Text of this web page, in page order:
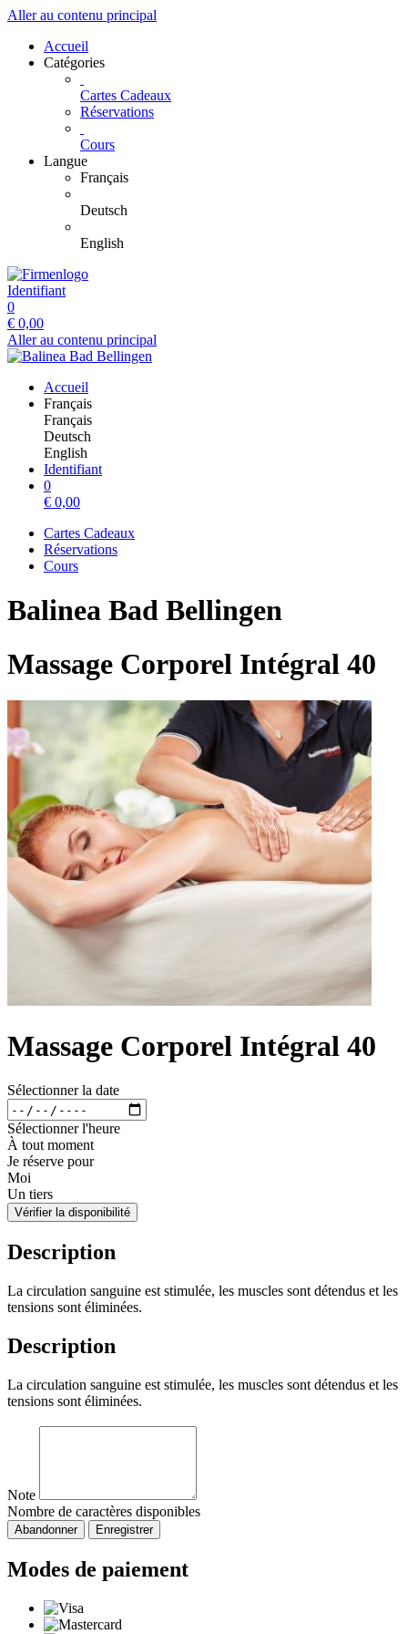
Aller au contenu principal
Accueil
Catégories
Cartes Cadeaux
Réservations
Cours
Langue
Français
Deutsch
English
Identifiant
0
€ 0,00
Aller au contenu principal
Accueil
Français
Français
Deutsch
English
Identifiant
0
€ 0,00
Cartes Cadeaux
Réservations
Cours
Balinea Bad Bellingen
Massage Corporel Intégral 40
Massage Corporel Intégral 40
Sélectionner la date
Sélectionner l'heure
À tout moment
Je réserve pour
Moi
Un tiers
Vérifier la disponibilité
Description
La circulation sanguine est stimulée, les muscles sont détendus et les
tensions sont éliminées.
Description
La circulation sanguine est stimulée, les muscles sont détendus et les
tensions sont éliminées.
Note
Nombre de caractères disponibles
Abandonner Enregistrer
Modes de paiement